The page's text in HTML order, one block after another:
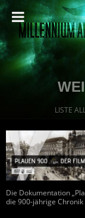
LISTE
Die Dokumentation
die 900-jährige